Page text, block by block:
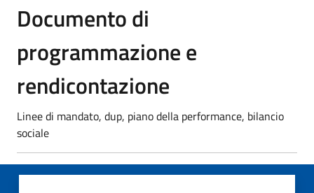
Documento di
programmazione e
rendicontazione
Linee di mandato, dup, piano della performance, bilancio
sociale